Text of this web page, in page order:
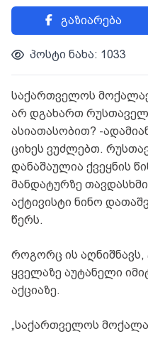
გაზიარება
პოსტი ნახა: 1033
საქართველოს
არ დგახართ
ასიათასობით? -
ციხეს ვუძლებთ.
დანაშაულია ქვეყნის
მანდატურზე
აქტივისტი ნინო
წერს.
როგორც ის აღნიშნავს,
ყველაზე აუტანელი
აქციაზე.
„საქართველოს